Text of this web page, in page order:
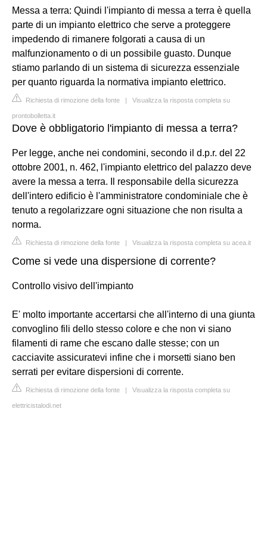
Messa a terra: Quindi l'impianto di messa a terra è quella
parte di un impianto elettrico che serve a proteggere
impedendo di rimanere folgorati a causa di un
malfunzionamento o di un possibile guasto. Dunque
stiamo parlando di un sistema di sicurezza essenziale
per quanto riguarda la normativa impianto elettrico.
Richiesta di rimozione della fonte | Visualizza la risposta completa su
prontobolletta.it
Dove è obbligatorio l'impianto di messa a terra?
Per legge, anche nei condomini, secondo il d.p.r. del 22
ottobre 2001, n. 462, l'impianto elettrico del palazzo deve
avere la messa a terra. Il responsabile della sicurezza
dell'intero edificio è l'amministratore condominiale che è
tenuto a regolarizzare ogni situazione che non risulta a
norma.
Richiesta di rimozione della fonte | Visualizza la risposta completa su acea.it
Come si vede una dispersione di corrente?
Controllo visivo dell'impianto
E' molto importante accertarsi che all'interno di una giunta
convoglino fili dello stesso colore e che non vi siano
filamenti di rame che escano dalle stesse; con un
cacciavite assicuratevi infine che i morsetti siano ben
serrati per evitare dispersioni di corrente.
Richiesta di rimozione della fonte | Visualizza la risposta completa su
elettricistalodi.net